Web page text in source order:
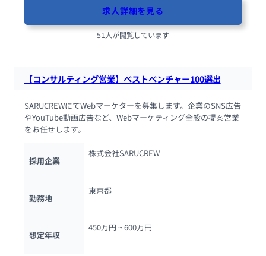
求人詳細を見る
51人が閲覧しています
【コンサルティング営業】ベストベンチャー100選出
SARUCREWにてWebマーケターを募集します。企業のSNS広告
やYouTube動画広告など、Webマーケティング全般の提案営業
をお任せします。
採用企業
株式会社SARUCREW
勤務地
東京都
想定年収
450万円 ~ 600万円